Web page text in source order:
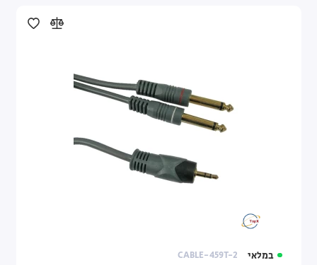
במלאי CABLE-459T-2